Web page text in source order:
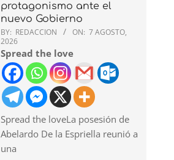
protagonismo ante el
nuevo Gobierno
BY: REDACCION ON: 7 AGOSTO,
2026
Spread the love
Spread the loveLa posesión de
Abelardo De la Espriella reunió a
una